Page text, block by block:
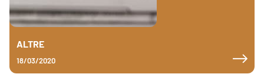
ALTRE
18/03/2020